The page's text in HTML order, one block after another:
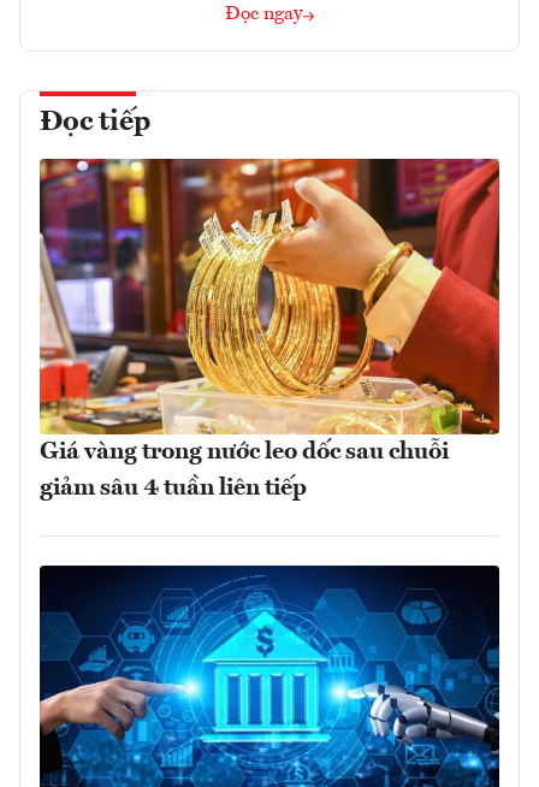
Đọc ngay
Đọc tiếp
Giá vàng trong nước leo dốc sau chuỗi
giảm sâu 4 tuần liên tiếp